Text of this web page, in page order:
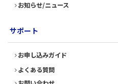
お知らせ/ニュース
サポート
お申し込みガイド
よくある質問